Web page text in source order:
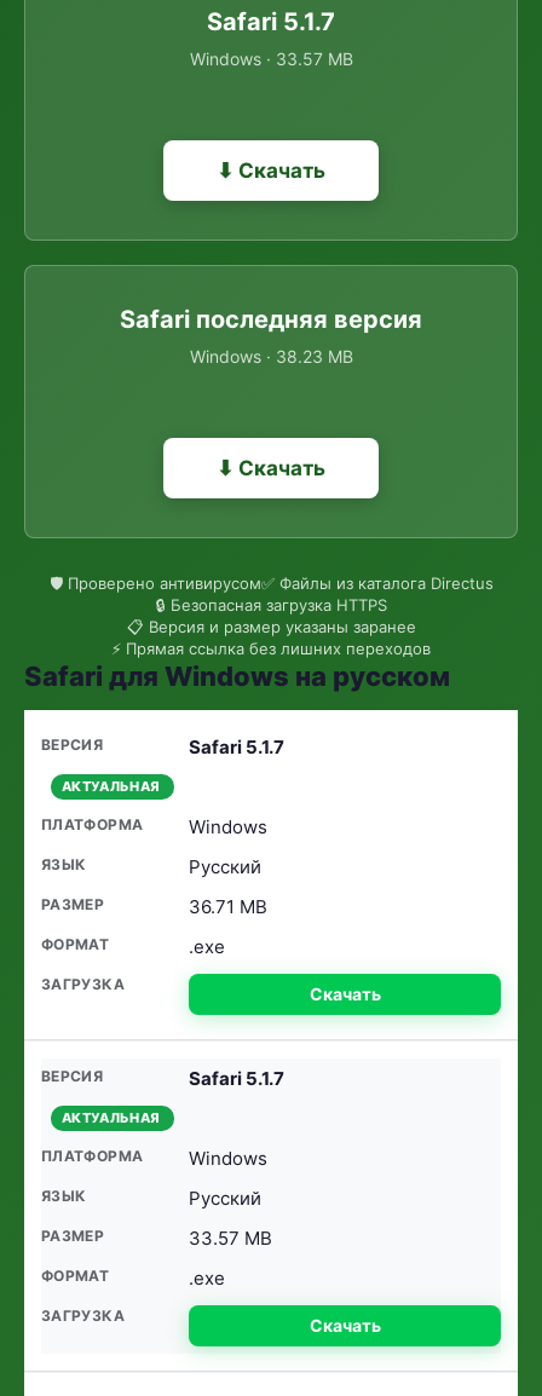
Safari 5.1.7
Windows · 33.57 MB
⬇ Скачать
Safari последняя версия
Windows · 38.23 MB
⬇ Скачать
🛡 Проверено антивирусом✅ Файлы из каталога Directus
🔒 Безопасная загрузка HTTPS
📋 Версия и размер указаны заранее
⚡ Прямая ссылка без лишних переходов
Safari для Windows на русском
Safari 5.1.7
АКТУАЛЬНАЯ
Windows
Русский
36.71 MB
.exe
Скачать
Safari 5.1.7
АКТУАЛЬНАЯ
Windows
Русский
33.57 MB
.exe
Скачать